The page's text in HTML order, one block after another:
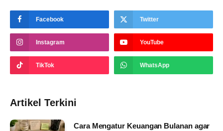
Facebook Twitter
Instagram YouTube
TikTok WhatsApp
Artikel Terkini
Cara Mengatur Keuangan Bulanan agar